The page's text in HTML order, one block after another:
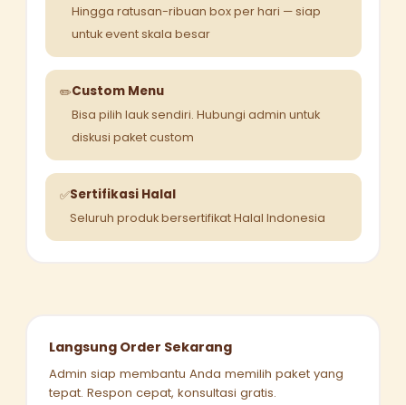
Hingga ratusan-ribuan box per hari — siap
untuk event skala besar
✏️Custom Menu
Bisa pilih lauk sendiri. Hubungi admin untuk
diskusi paket custom
✅Sertifikasi Halal
Seluruh produk bersertifikat Halal Indonesia
Langsung Order Sekarang
Admin siap membantu Anda memilih paket yang
tepat. Respon cepat, konsultasi gratis.